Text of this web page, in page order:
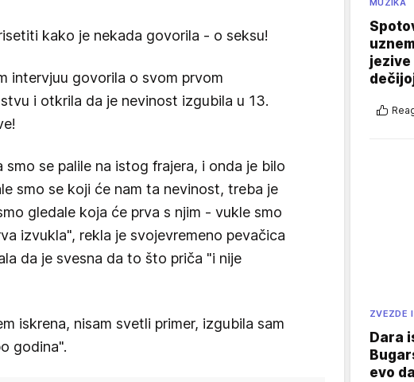
kako je nekada govorila - o seksu!
intervjuu govorila o svom prvom
i otkrila da je nevinost izgubila u 13.
smo se palile na istog frajera, i onda je bilo
smo se koji će nam ta nevinost, treba je
gledale koja će prva s njim - vukle smo
izvukla", rekla je svojevremeno pevačica
da je svesna da to što priča "i nije
iskrena, nisam svetli primer, izgubila sam
godina".
MUZIKA
jezive
ZVEZDE
Dara
evo